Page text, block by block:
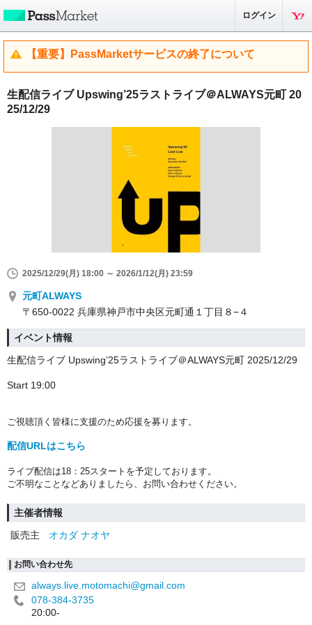
ログイン
【重要】PassMarketサービスの終了について
生配信ライブ Upswing’25ラストライブ＠ALWAYS元町 20
25/12/29
2025/12/29(月) 18:00 ～ 2026/1/12(月) 23:59
元町ALWAYS
〒650-0022 兵庫県神戸市中央区元町通１丁目８−４
イベント情報
生配信ライブ Upswing’25ラストライブ＠ALWAYS元町 2025/12/29
Start 19:00
ご視聴頂く皆様に支援のため応援を募ります。
配信URLはこちら
ライブ配信は18：25スタートを予定しております。
ご不明なことなどありましたら、お問い合わせください。
主催者情報
販売主
オカダ ナオヤ
お問い合わせ先
always.live.motomachi@gmail.com
078-384-3735
20:00-